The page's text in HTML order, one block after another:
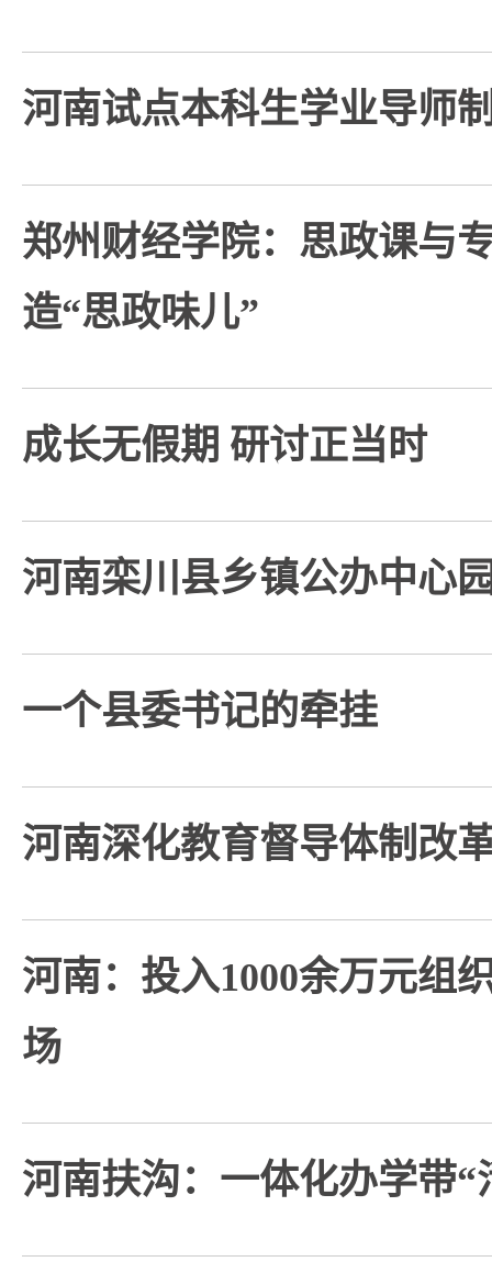
河南试点本科生学业导师
郑州财经学院：思政课与
造“思政味儿”
成长无假期 研讨正当时
河南栾川县乡镇公办中心
一个县委书记的牵挂
河南深化教育督导体制改
河南：投入1000余万元组
场
河南扶沟：一体化办学带“